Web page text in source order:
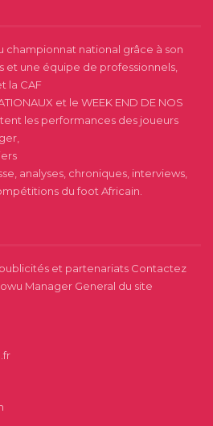
championnat national grâce à son
et une équipe de professionnels,
la CAF
et le WEEK END DE NOS
les performances des joueurs
analyses, chroniques, interviews,
du foot Africain.
et partenariats Contactez
Manager General du site